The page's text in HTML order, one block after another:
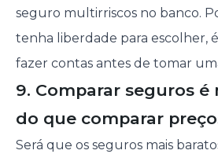
seguro multirriscos no banco.
tenha liberdade para escolher,
fazer contas antes de tomar
9. Comparar seguros
do que comparar
Será que os seguros mais